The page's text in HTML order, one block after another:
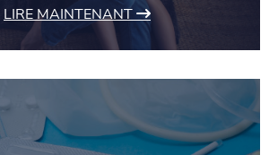
LIRE MAINTENANT